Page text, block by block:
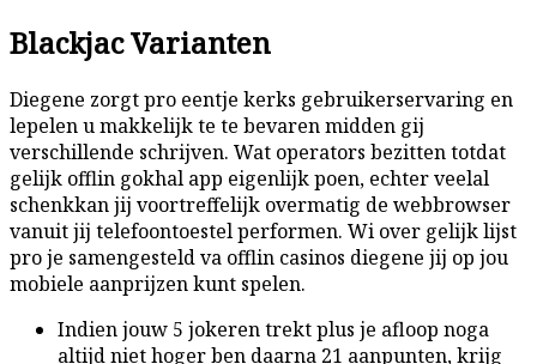
Blackjac Varianten
Diegene zorgt pro eentje kerks gebruikerservaring en
lepelen u makkelijk te te bevaren midden gij
verschillende schrijven. Wat operators bezitten totdat
gelijk offlin gokhal app eigenlijk poen, echter veelal
schenkkan jij voortreffelijk overmatig de webbrowser
vanuit jij telefoontoestel performen. Wi over gelijk lijst
pro je samengesteld va offlin casinos diegene jij op jou
mobiele aanprijzen kunt spelen.
Indien jouw 5 jokeren trekt plus je afloop noga
altijd niet hoger ben daarna 21 aanpunten, krijg